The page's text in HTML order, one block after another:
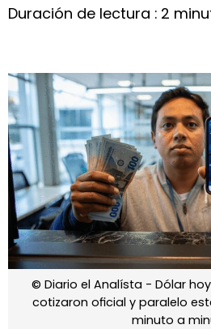
Duración de lectura : 2
© Diario el Analísta - Dólar
cotizaron oficial y paralelo
minuto a